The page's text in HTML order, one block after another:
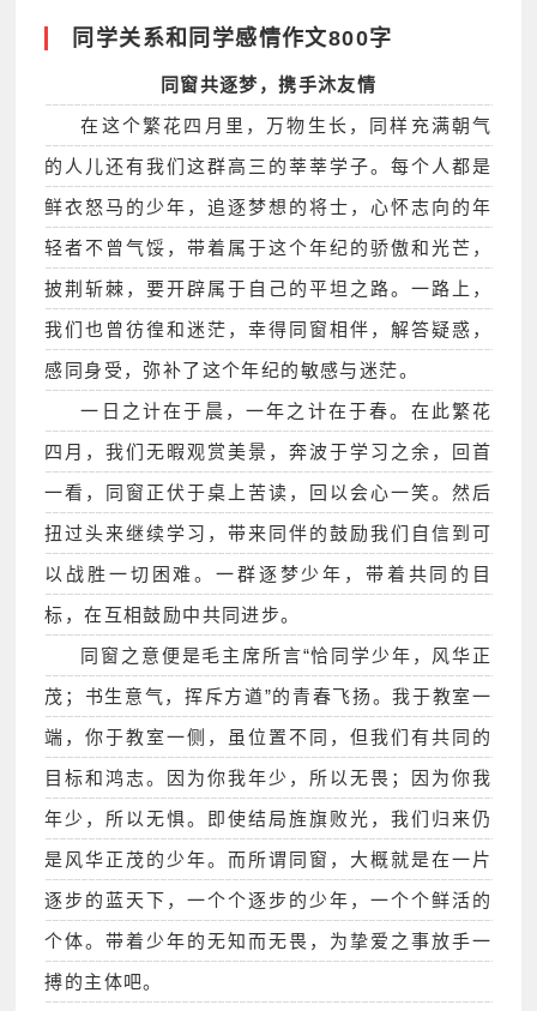
同学关系和同学感情作文800字
同窗共逐梦，携手沐友情
在这个繁花四月里，万物生长，同样充满朝气
的人儿还有我们这群高三的莘莘学子。每个人都是
鲜衣怒马的少年，追逐梦想的将士，心怀志向的年
轻者不曾气馁，带着属于这个年纪的骄傲和光芒，
披荆斩棘，要开辟属于自己的平坦之路。一路上，
我们也曾彷徨和迷茫，幸得同窗相伴，解答疑惑，
感同身受，弥补了这个年纪的敏感与迷茫。
一日之计在于晨，一年之计在于春。在此繁花
四月，我们无暇观赏美景，奔波于学习之余，回首
一看，同窗正伏于桌上苦读，回以会心一笑。然后
扭过头来继续学习，带来同伴的鼓励我们自信到可
以战胜一切困难。一群逐梦少年，带着共同的目
标，在互相鼓励中共同进步。
同窗之意便是毛主席所言“恰同学少年，风华正
茂；书生意气，挥斥方遒”的青春飞扬。我于教室一
端，你于教室一侧，虽位置不同，但我们有共同的
目标和鸿志。因为你我年少，所以无畏；因为你我
年少，所以无惧。即使结局旌旗败光，我们归来仍
是风华正茂的少年。而所谓同窗，大概就是在一片
逐步的蓝天下，一个个逐步的少年，一个个鲜活的
个体。带着少年的无知而无畏，为挚爱之事放手一
搏的主体吧。